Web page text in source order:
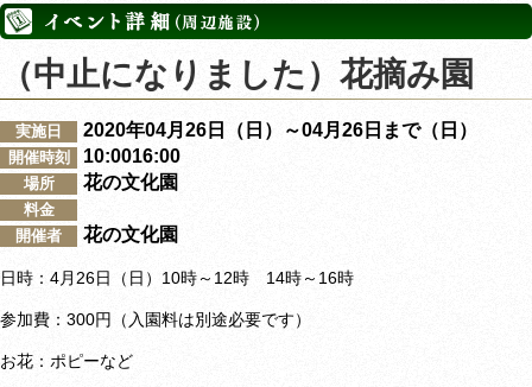
（中止になりました）花摘み園
実施日 2020年04月26日（日）～04月26日まで（日）
開催時刻 10:0016:00
場所 花の文化園
料金
開催者
花の文化園
日時： 4月26 日（日） 10時～12時 14時～16時
参加費： 300円 （入園料は別途必要です）
お花：ポピーなど